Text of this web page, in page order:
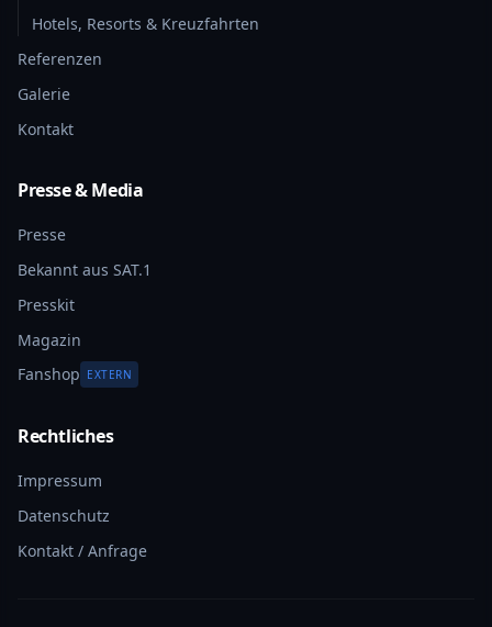
Hotels, Resorts & Kreuzfahrten
Referenzen
Galerie
Kontakt
Presse & Media
Presse
Bekannt aus SAT.1
Presskit
Magazin
Fanshop EXTERN
Rechtliches
Impressum
Datenschutz
Kontakt / Anfrage